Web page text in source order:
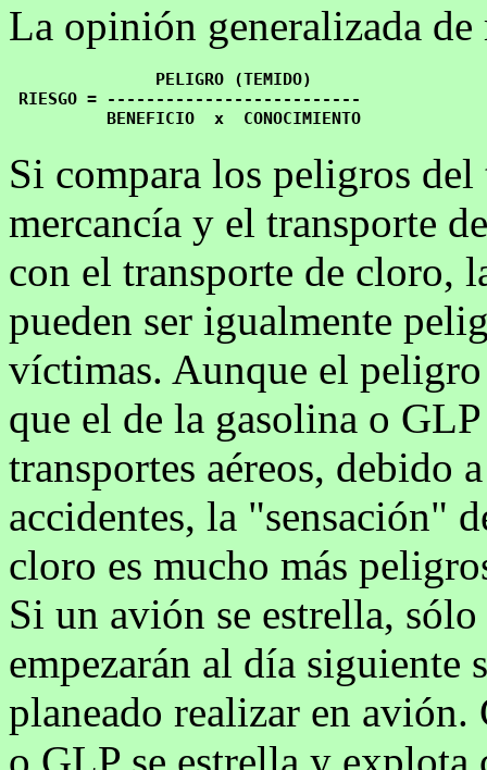
La opinión generalizada de
               PELIGRO (TEMIDO)
RIESGO = --------------------------
Si compara los peligros
mercancía y el transporte
con el transporte de cloro,
pueden ser igualmente
víctimas. Aunque el
que el de la gasolina o
transportes aéreos, debido
accidentes, la "sensación"
cloro es mucho más
Si un avión se estrella,
empezarán al día siguiente
planeado realizar en